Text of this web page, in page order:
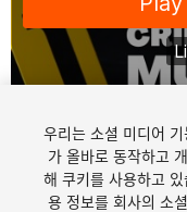
우리는 소셜 미디어
가 올바로 동작하고
해 쿠키를 사용하고
용 정보를 회사의 소